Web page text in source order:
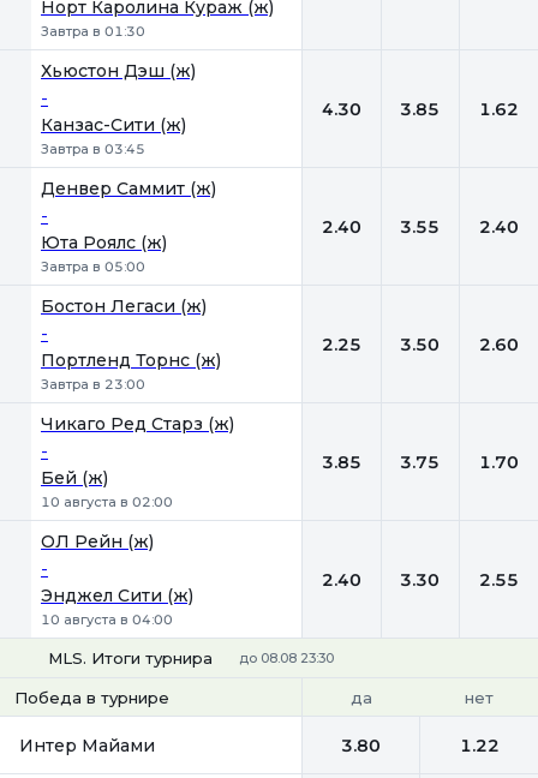
Норт Каролина Кураж (ж)
Завтра в 01:30
Хьюстон Дэш (ж)
-
Канзас-Сити (ж)
Завтра в 03:45
4.30 3.85 1.62
Денвер Саммит (ж)
-
Юта Роялс (ж)
Завтра в 05:00
2.40 3.55 2.40
Бостон Легаси (ж)
-
Портленд Торнс (ж)
Завтра в 23:00
2.25 3.50 2.60
Чикаго Ред Старз (ж)
-
Бей (ж)
10 августа в 02:00
3.85 3.75 1.70
ОЛ Рейн (ж)
-
Энджел Сити (ж)
10 августа в 04:00
2.40 3.30 2.55
MLS. Итоги турнира до 08.08 23:30
Победа в турнире да нет
Интер Майами 3.80 1.22